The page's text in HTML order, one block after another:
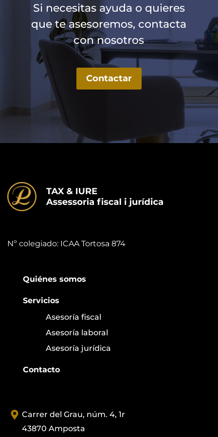
Si necesitas ayuda o quieres
que te asesoremos, contacta
con nosotros
Contactar
Nº colegiado: ICAA Tortosa 874
Quiénes somos
Servicios
Asesoría fiscal
Asesoría laboral
Asesoría jurídica
Contacto
Carrer del Grau, núm. 4, 1r
43870 Amposta